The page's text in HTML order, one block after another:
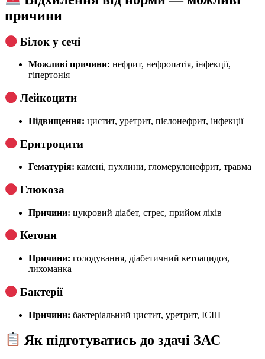
причини
Білок у сечі
Можливі причини: нефрит, нефропатія, інфекції,
гіпертонія
Лейкоцити
Підвищення: цистит, уретрит, пієлонефрит, інфекції
Еритроцити
Гематурія: камені, пухлини, гломерулонефрит, травма
Глюкоза
Причини: цукровий діабет, стрес, прийом ліків
Кетони
Причини: голодування, діабетичний кетоацидоз,
лихоманка
Бактерії
Причини: бактеріальний цистит, уретрит, ІСШ
Як підготуватись до здачі ЗАС